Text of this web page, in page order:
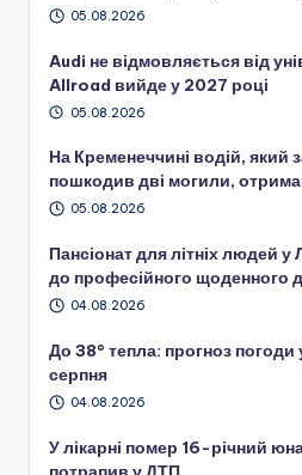
05.08.2026
Audi не відмовляється від
Allroad вийде у 2027 році
05.08.2026
На Кременеччині водій, який
пошкодив дві могили,
05.08.2026
Пансіонат для літніх людей
до професійного щоденного
04.08.2026
До 38° тепла: прогноз погоди
серпня
04.08.2026
У лікарні помер 16-річний